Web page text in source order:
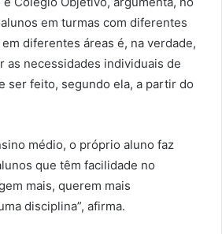
em turmas com diferentes
diferentes áreas é, na verdade,
as necessidades individuais de
ser feito, segundo ela, a partir do
médio, o próprio aluno faz
que têm facilidade no
mais, querem mais
disciplina”, afirma.